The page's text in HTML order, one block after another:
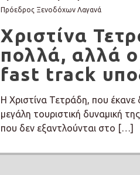
Πρόεδρος Ξενοδόχων Λαγανά
Χριστίνα
πολλά, αλλά ο
fast track
Η Χριστίνα Τετράδη, που έκανε
μεγάλη τουριστική δυναμική
που δεν εξαντλούνται στο […]